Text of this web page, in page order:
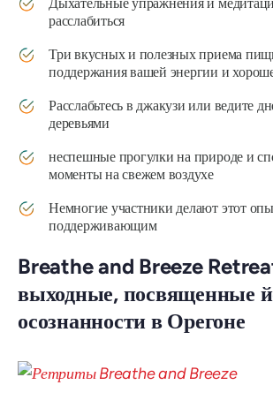
расслабиться
Три вкусных и полезных приема
поддержания вашей энергии и
Расслабьтесь в джакузи или ведите
деревьями
неспешные прогулки на природе и
моменты на свежем воздухе
Немногие участники делают этот
поддерживающим
Breathe and Breeze
выходные, посвященные
осознанности в Орегоне